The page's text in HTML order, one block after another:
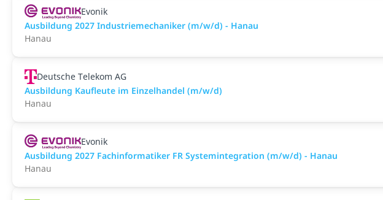
Evonik
Ausbildung 2027 Industriemechaniker (m/w/d) - Hanau
Hanau
Deutsche Telekom AG
Ausbildung Kaufleute im Einzelhandel (m/w/d)
Hanau
Evonik
Ausbildung 2027 Fachinformatiker FR Systemintegration (m/w/d) - Hanau
Hanau